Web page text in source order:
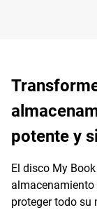
potente y
El disco My
almacenamiento
proteger todo su